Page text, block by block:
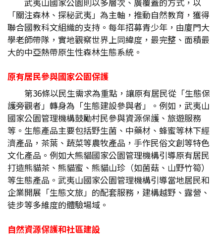
「關注森林、探秘武夷」為主軸，推動自然教育，獲得
聯合國教科文組織的支持。每年招募青少年，由廈門大
學老師帶隊，實地觀察世界上同緯度，最完整、面積最
大的中亞熱帶原生性森林生態系統。
原有居民參與國家公園保護
第36條以民生需求為重點，讓原有居民從「生態保
護旁觀者」轉身為「生態建設參與者」。例如，武夷山
國家公園管理機構鼓勵村民參與資源保護、旅遊服務
等。生態產品主要包括野生菌、中藥材、蜂蜜等林下經
濟產品，茶葉、蔬菜等農牧產品，手作民俗文創等特色
文化產品。例如大熊貓國家公園管理機構引導原有居民
打造熊貓茶、熊貓蜜、熊貓山珍（如菌菇、山野竹筍）
等生態產品。武夷山國家公園管理機構引導當地居民和
企業開展「生態文旅」的配套服務，建構越野、露營、
徒步等多維度的體驗場域。
自然資源保護和社區建設